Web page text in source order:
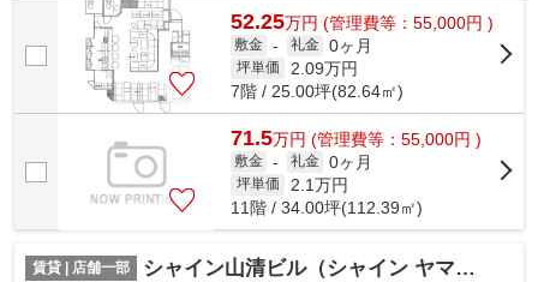
52.25万円 (管理費等：55,000円 )
敷金 - 礼金 0ヶ月
坪単価 2.09万円
7階 / 25.00坪(82.64㎡)
71.5万円 (管理費等：55,000円 )
敷金 - 礼金 0ヶ月
坪単価 2.1万円
11階 / 34.00坪(112.39㎡)
賃貸 | 店舗一部 シャイン山清ビル（シャイン ヤマセイ ビル）【 飲食系おすすめ 】